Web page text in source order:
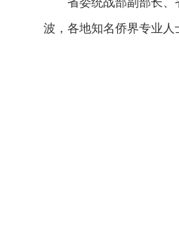
波，各地知名侨界专业